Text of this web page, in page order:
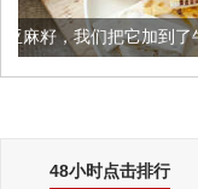
了牛轧糖里
48小时点击排行